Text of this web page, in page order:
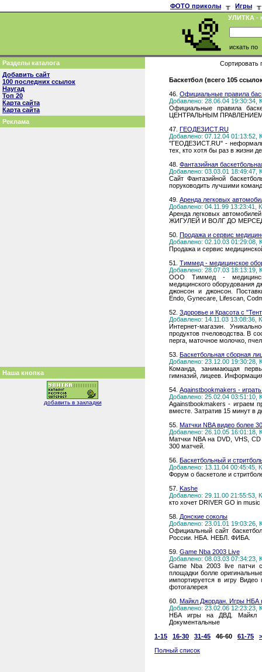
ФОТО приколы ╥ Игры
╥
УЛИТКА -
искать по
Разделы каталога
Добавить сайт
100 последних ссылок
Наугад
Топ 20
Карта сайта
Карта сайта
Реклама
Наша кнопка
добавить в закладки
Сортировать
Баскетбол (всего 105
46. Официальные правила
Добавлено: 28.06.04 19:30:34,
Официальные правила
ЦЕНТРАЛЬНЫМ ПРАВЛЕНИЕМ
47. ГЕОДЕЗИСТ.RU
Добавлено: 07.12.04 01:13:52,
''ГЕОДЕЗИСТ.RU'' -
тех, кто хотя бы раз в жизни
48. Фантазийная
Добавлено: 03.03.01 18:49:47,
Сайт Фантазийной
поруководить лучшими
49. Аренда легковых
Добавлено: 04.11.99 13:23:41,
Аренда легковых
ЖИГУЛЕЙ И ВОЛГ ДО
50. Продажа и сервис
Добавлено: 02.10.03 01:29:08,
Продажа и сервис
51. Тиммед - медицинское
Добавлено: 28.07.03 18:13:19,
ООО Тиммед -
медицинского оборудования
джонсон и джонсон.
Endo, Gynecare, Lifescan,
52. Здоровье и Красота с
Добавлено: 14.11.03 13:08:36,
Интернет-магазин.
продуктов пчеловодства. В
перга, маточное молочко,
53. Баскетбольная сборная
Добавлено: 23.12.00 19:30:28,
Команда, занимающая
гимназий, лицеев.
54. Againstbookmakers -
Добавлено: 25.02.04 03:51:10,
Againstbookmakers - играем
вместе. Затратив 15 минут в
55. Матчки NBA видео более
Добавлено: 26.10.05 16:01:18,
Матчки NBA на DVD, VHS,
300 матчей.
56. Баскетбольный и
Добавлено: 13.11.04 00:45:45,
Форум о баскетоле и
57. Kashe
Добавлено: 29.11.00 21:55:53,
кто хочет DRIVER GO in
58. Донские соколы
Добавлено: 23.01.01 19:03:26,
Официальный сайт
России. НБА. НЕБЛ. ФИБА.
59. Game Nba 2003 Live
Добавлено: 08.03.03 07:34:23,
Game Nba 2003 live патчи
площадки болле
импортируется в игру
фотогалерея
60. Майкл Джордан. Игры НБА
Добавлено: 23.02.06 12:23:23,
НБА игры на ДВД. Майкл
Документальные
1-15
16-30 31-45 46-60 61-75
Полный список